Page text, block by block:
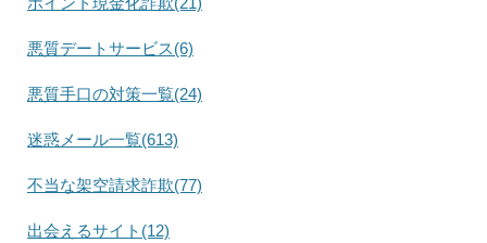
悪質デートサービス(6)
悪質手口の対策一覧(24)
迷惑メール一覧(613)
不当な架空請求詐欺(77)
出会えるサイト(12)